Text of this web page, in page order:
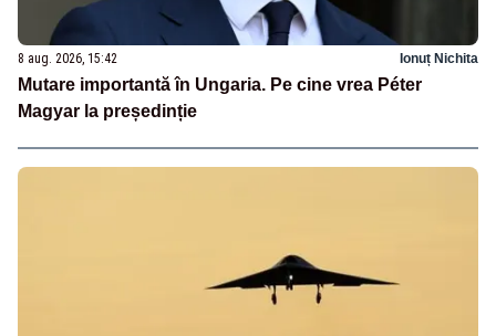
8 aug. 2026, 15:42 Ionuț Nichita
Mutare importantă în Ungaria. Pe cine vrea Péter
Magyar la președinție